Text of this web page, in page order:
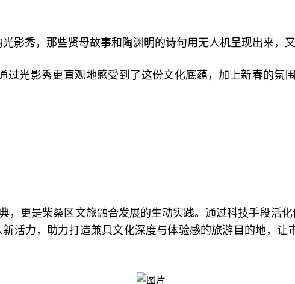
影秀，那些贤母故事和陶渊明的诗句用无人机呈现出来，
过光影秀更直观地感受到了这份文化底蕴，加上新春的氛
，更是柴桑区文旅融合发展的生动实践。通过科技手段活
活力，助力打造兼具文化深度与体验感的旅游目的地，